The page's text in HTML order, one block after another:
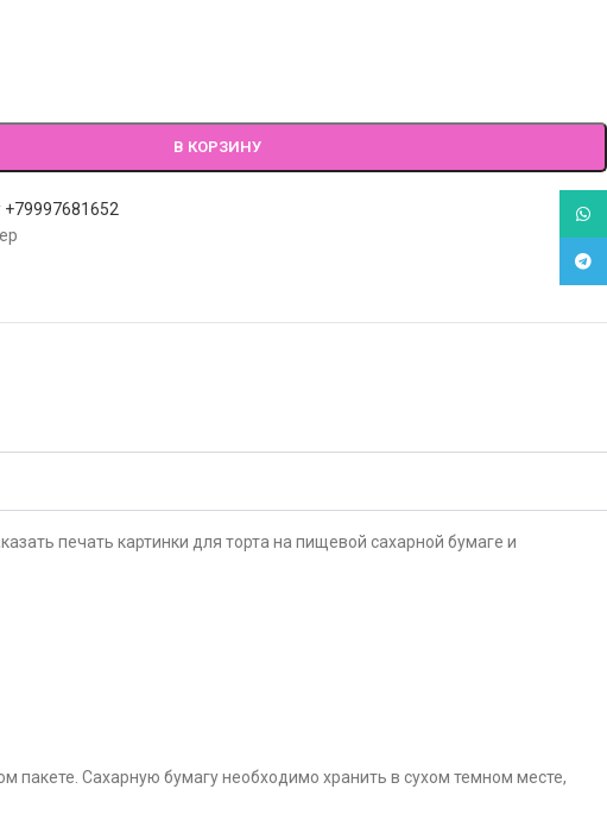
В КОРЗИНУ
+79997681652
печать картинки для торта на пищевой сахарной бумаге и
Сахарную бумагу необходимо хранить в сухом темном месте,